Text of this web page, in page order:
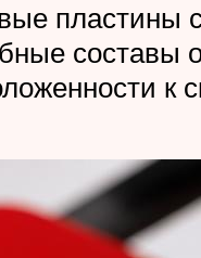
составы